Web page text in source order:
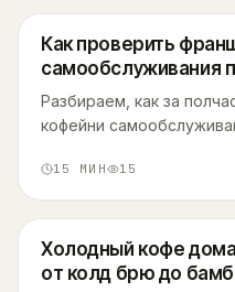
Как проверить
самообслуживания
Разбираем, как за
кофейни
деньги уже ушли
15 МИН 15
Холодный кофе
от колд брю до